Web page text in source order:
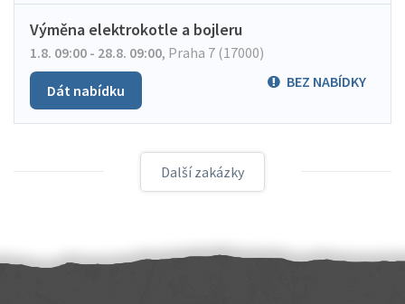
Výměna elektrokotle a bojleru
1.8. 09:00 - 28.8. 09:00, Praha 7 (17000)
BEZ NABÍDKY
Dát nabídku
Další zakázky